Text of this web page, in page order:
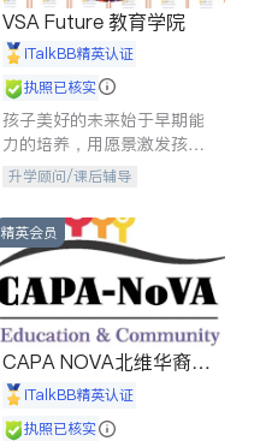
VSA Future 教育学院
iTalkBB精英认证
执照已核实
孩子美好的未来始于早期能
力的培养，用愿景激发孩子
的学习潜力和动力。理念：
拥有成长型心态是成功的基
石。
升学顾问/课后辅导
精英会员
CAPA NOVA北维华裔家
长会iTalkBB精英认证
执照已核实